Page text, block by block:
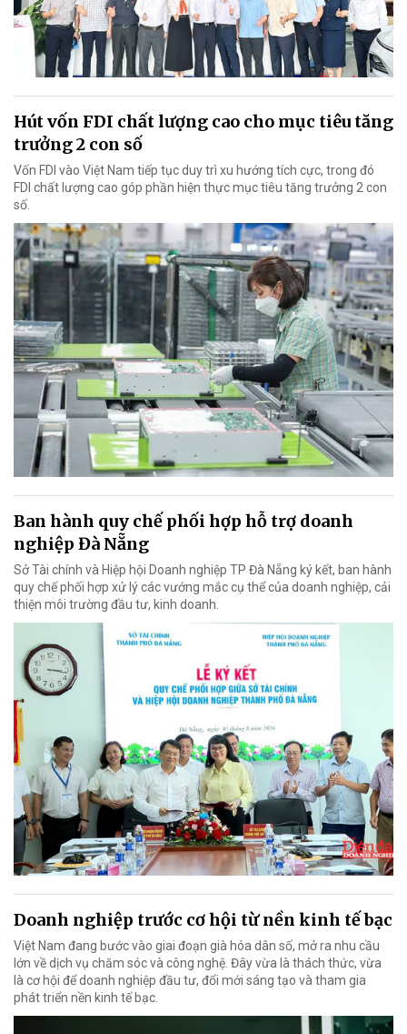
Hút vốn FDI chất lượng cao cho mục tiêu tăng
trưởng 2 con số
Vốn FDI vào Việt Nam tiếp tục duy trì xu hướng tích cực, trong đó
FDI chất lượng cao góp phần hiện thực mục tiêu tăng trưởng 2 con
số.
Ban hành quy chế phối hợp hỗ trợ doanh
nghiệp Đà Nẵng
Sở Tài chính và Hiệp hội Doanh nghiệp TP Đà Nẵng ký kết, ban hành
quy chế phối hợp xử lý các vướng mắc cụ thể của doanh nghiệp, cải
thiện môi trường đầu tư, kinh doanh.
Doanh nghiệp trước cơ hội từ nền kinh tế bạc
Việt Nam đang bước vào giai đoạn già hóa dân số, mở ra nhu cầu
lớn về dịch vụ chăm sóc và công nghệ. Đây vừa là thách thức, vừa
là cơ hội để doanh nghiệp đầu tư, đổi mới sáng tạo và tham gia
phát triển nền kinh tế bạc.